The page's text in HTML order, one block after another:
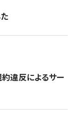
違反によるサー